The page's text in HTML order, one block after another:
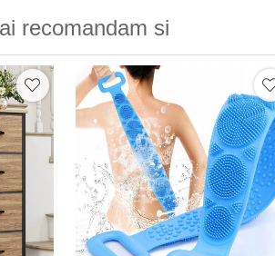
recomandam si